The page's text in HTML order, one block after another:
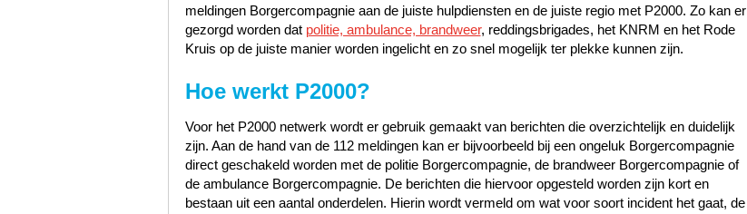
meldingen Borgercompagnie aan de juiste hulpdiensten en de juiste regio met P2000. Zo kan er
gezorgd worden dat politie, ambulance, brandweer, reddingsbrigades, het KNRM en het Rode
Kruis op de juiste manier worden ingelicht en zo snel mogelijk ter plekke kunnen zijn.
Hoe werkt P2000?
Voor het P2000 netwerk wordt er gebruik gemaakt van berichten die overzichtelijk en duidelijk
zijn. Aan de hand van de 112 meldingen kan er bijvoorbeeld bij een ongeluk Borgercompagnie
direct geschakeld worden met de politie Borgercompagnie, de brandweer Borgercompagnie of
de ambulance Borgercompagnie. De berichten die hiervoor opgesteld worden zijn kort en
bestaan uit een aantal onderdelen. Hierin wordt vermeld om wat voor soort incident het gaat, de